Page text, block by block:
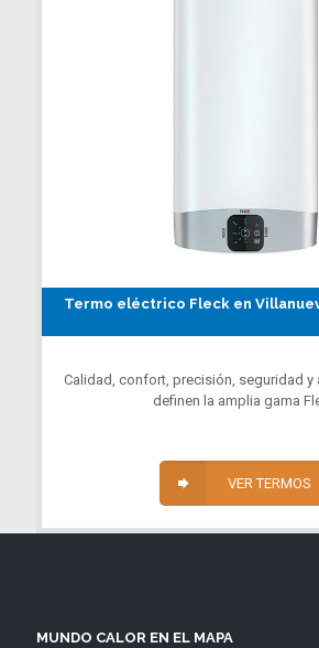
Termo eléctrico Fleck en
Calidad, confort, precisión, seguridad y
definen la amplia gama
VER TERMOS
MUNDO CALOR EN EL MAPA